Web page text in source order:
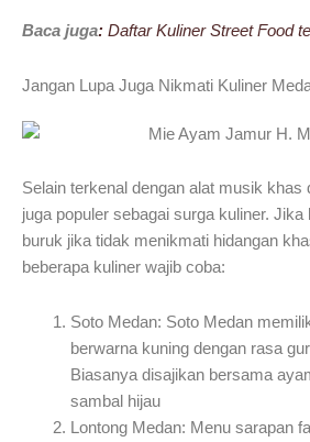
Baca juga: Daftar Kuliner Street Food
Jangan Lupa Juga Nikmati Kuliner
Selain terkenal dengan alat musik khas
juga populer sebagai surga kuliner.
buruk jika tidak menikmati hidangan
beberapa kuliner wajib coba:
Soto Medan: Soto Medan
berwarna kuning dengan rasa
Biasanya disajikan bersama
sambal hijau
Lontong Medan: Menu sarapan